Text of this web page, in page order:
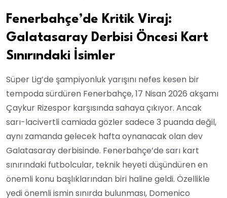
Fenerbahçe’de Kritik Viraj:
Galatasaray Derbisi Öncesi Kart
Sınırındaki İsimler
Süper Lig’de şampiyonluk yarışını nefes kesen bir
tempoda sürdüren Fenerbahçe, 17 Nisan 2026 akşamı
Çaykur Rizespor karşısında sahaya çıkıyor. Ancak
sarı-lacivertli camiada gözler sadece 3 puanda değil,
aynı zamanda gelecek hafta oynanacak olan dev
Galatasaray derbisinde. Fenerbahçe’de sarı kart
sınırındaki futbolcular, teknik heyeti düşündüren en
önemli konu başlıklarından biri haline geldi. Özellikle
yedi önemli ismin sınırda bulunması, Domenico